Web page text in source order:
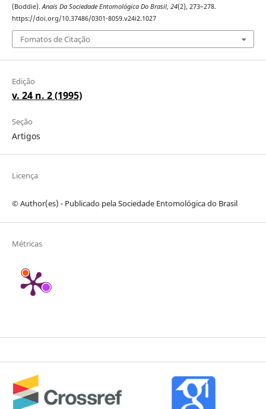
(Boddie). Anais Da Sociedade Entomológica Do Brasil, 24(2), 273–278.
https://doi.org/10.37486/0301-8059.v24i2.1027
Fomatos de Citação
Edição
v. 24 n. 2 (1995)
Seção
Artigos
Licença
© Author(es) - Publicado pela Sociedade Entomológica do Brasil
Métricas